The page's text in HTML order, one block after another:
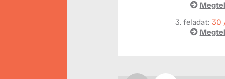
3. feladat: 30